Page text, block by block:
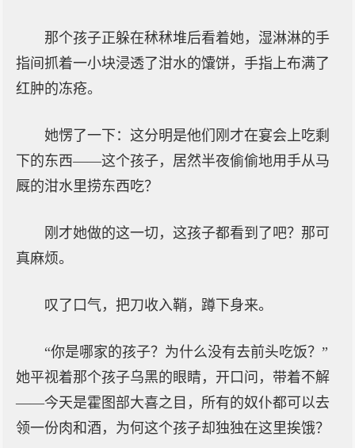
那个孩子正躲在秫秫堆后看着她，湿淋淋的手
指间抓着一小块浸透了泔水的馕饼，手指上布满了
红肿的冻疮。
她愣了一下：这分明是他们刚才在宴会上吃剩
下的东西——这个孩子，居然半夜偷偷地用手从马
厩的泔水里捞东西吃？
刚才她做的这一切，这孩子都看到了吧？那可
真麻烦。
叹了口气，把刀收入鞘，蹲下身来。
“你是哪家的孩子？为什么没有去前头吃饭？”
她平视着那个孩子乌黑的眼睛，开口问，带着不解
——今天是霍图部大喜之目，所有的奴仆都可以去
领一份肉和酒，为何这个孩子却独独在这里挨饿？